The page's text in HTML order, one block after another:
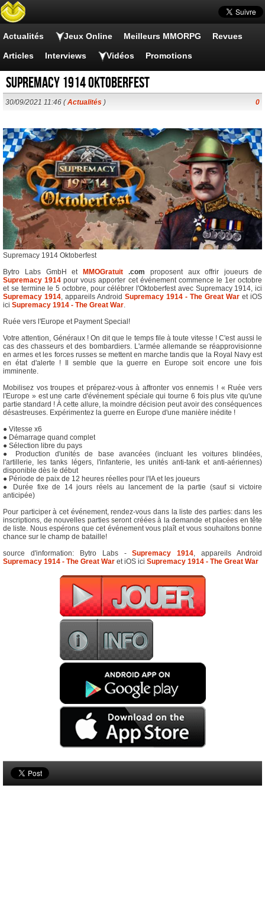
Actualités Jeux Online Meilleurs MMORPG Revues
Articles Interviews Vidéos Promotions
Supremacy 1914 Oktoberfest
30/09/2021 11:46 (Actualités ) 0
Supremacy 1914 Oktoberfest
Bytro Labs GmbH et
MMOGratuit .com proposent aux offrir joueurs de
Supremacy 1914 pour vous apporter cet événement commence le 1er octobre
et se termine le 5 octobre, pour célébrer l'Oktoberfest avec Supremacy 1914, ici
Supremacy 1914, appareils Android Supremacy 1914 - The Great War et iOS
ici Supremacy 1914 - The Great War.
Ruée vers l'Europe et Payment Special!
Votre attention, Généraux ! On dit que le temps file à toute vitesse ! C'est aussi le
cas des chasseurs et des bombardiers. L'armée allemande se réapprovisionne
en armes et les forces russes se mettent en marche tandis que la Royal Navy est
en état d'alerte ! Il semble que la guerre en Europe soit encore une fois
imminente.
Mobilisez vos troupes et préparez-vous à affronter vos ennemis ! « Ruée vers
l'Europe » est une carte d'événement spéciale qui tourne 6 fois plus vite qu'une
partie standard ! À cette allure, la moindre décision peut avoir des conséquences
désastreuses. Expérimentez la guerre en Europe d'une manière inédite !
● Vitesse x6
● Démarrage quand complet
● Sélection libre du pays
● Production d'unités de base avancées (incluant les voitures blindées,
l'artillerie, les tanks légers, l'infanterie, les unités anti-tank et anti-aériennes)
disponible dès le début
● Période de paix de 12 heures réelles pour l'IA et les joueurs
● Durée fixe de 14 jours réels au lancement de la partie (sauf si victoire
anticipée)
Pour participer à cet événement, rendez-vous dans la liste des parties: dans les
inscriptions, de nouvelles parties seront créées à la demande et placées en tête
de liste. Nous espérons que cet événement vous plaît et vous souhaitons bonne
chance sur le champ de bataille!
source d'information: Bytro Labs -Supremacy 1914, appareils Android
Supremacy 1914 - The Great War et iOS ici Supremacy 1914 - The Great War